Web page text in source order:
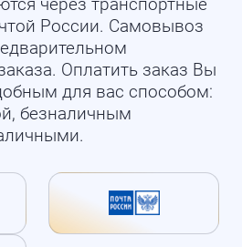
через транспортные
России. Самовывоз
Оплатить заказ Вы
для вас способом:
безналичным